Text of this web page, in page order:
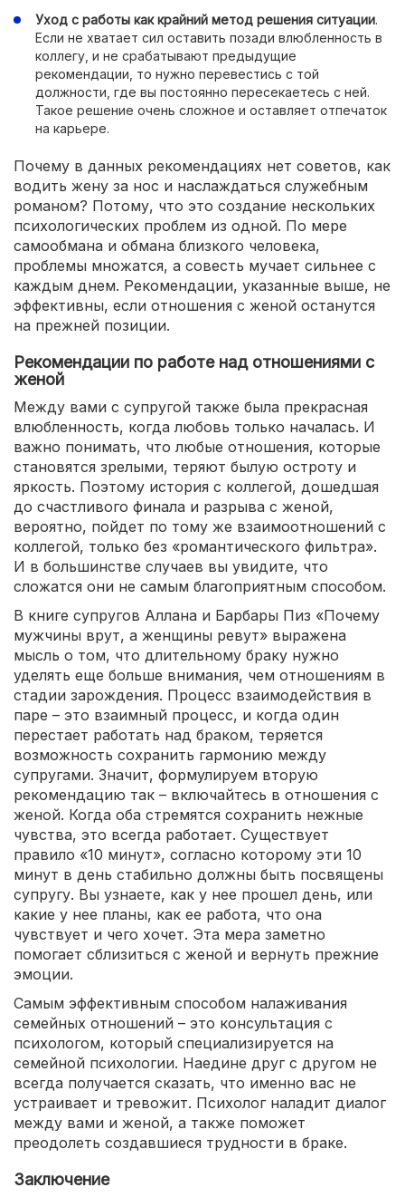
Уход с работы как крайний метод решения ситуации.
Если не хватает сил оставить позади влюбленность в
коллегу, и не срабатывают предыдущие
рекомендации, то нужно перевестись с той
должности, где вы постоянно пересекаетесь с ней.
Такое решение очень сложное и оставляет отпечаток
на карьере.
Почему в данных рекомендациях нет советов, как
водить жену за нос и наслаждаться служебным
романом? Потому, что это создание нескольких
психологических проблем из одной. По мере
самообмана и обмана близкого человека,
проблемы множатся, а совесть мучает сильнее с
каждым днем. Рекомендации, указанные выше, не
эффективны, если отношения с женой останутся
на прежней позиции.
Рекомендации по работе над отношениями с
женой
Между вами с супругой также была прекрасная
влюбленность, когда любовь только началась. И
важно понимать, что любые отношения, которые
становятся зрелыми, теряют былую остроту и
яркость. Поэтому история с коллегой, дошедшая
до счастливого финала и разрыва с женой,
вероятно, пойдет по тому же взаимоотношений с
коллегой, только без «романтического фильтра».
И в большинстве случаев вы увидите, что
сложатся они не самым благоприятным способом.
В книге супругов Аллана и Барбары Пиз «Почему
мужчины врут, а женщины ревут» выражена
мысль о том, что длительному браку нужно
уделять еще больше внимания, чем отношениям в
стадии зарождения. Процесс взаимодействия в
паре – это взаимный процесс, и когда один
перестает работать над браком, теряется
возможность сохранить гармонию между
супругами. Значит, формулируем вторую
рекомендацию так – включайтесь в отношения с
женой. Когда оба стремятся сохранить нежные
чувства, это всегда работает. Существует
правило «10 минут», согласно которому эти 10
минут в день стабильно должны быть посвящены
супругу. Вы узнаете, как у нее прошел день, или
какие у нее планы, как ее работа, что она
чувствует и чего хочет. Эта мера заметно
помогает сблизиться с женой и вернуть прежние
эмоции.
Самым эффективным способом налаживания
семейных отношений – это консультация с
психологом, который специализируется на
семейной психологии. Наедине друг с другом не
всегда получается сказать, что именно вас не
устраивает и тревожит. Психолог наладит диалог
между вами и женой, а также поможет
преодолеть создавшиеся трудности в браке.
Заключение